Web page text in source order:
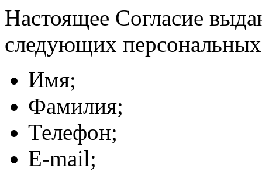
Настоящее Согласие
следующих
Имя;
Фамилия;
Телефон;
E-mail;